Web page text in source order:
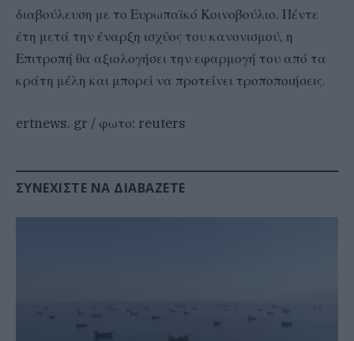
διαβούλευση με το Ευρωπαϊκό Κοινοβούλιο. Πέντε
έτη μετά την έναρξη ισχύος του κανονισμού, η
Επιτροπή θα αξιολογήσει την εφαρμογή του από τα
κράτη μέλη και μπορεί να προτείνει τροποποιήσεις.
ertnews. gr / φωτο: reuters
ΣΥΝΕΧΊΣΤΕ ΝΑ ΔΙΑΒΆΖΕΤΕ